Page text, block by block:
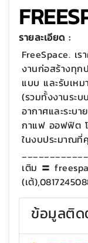
รายละเอียด :
FreeSpace. เ
งานก่อสร้างทุก
แบบ และรับเห
(รวมทั้งงานระ
อากาศและระบ
กาแฟ ออฟฟิต
ในงบประมาณที่
เติม 〓
(เต้
ข้อมูลติ